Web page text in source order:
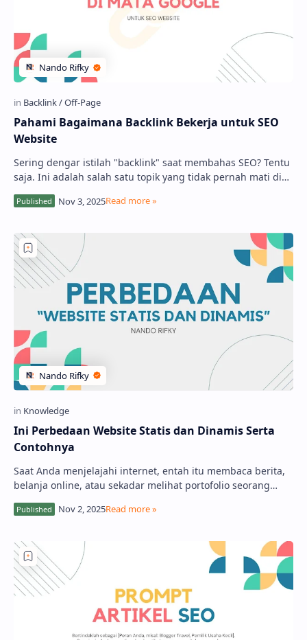
Pahami Bagaimana Backlink Bekerja untuk SEO
Website
Sering dengar istilah "backlink" saat membahas SEO? Tentu
saja. Ini adalah salah satu topik yang tidak pernah mati di
dunia optimasi …
Ini Perbedaan Website Statis dan Dinamis Serta
Contohnya
Saat Anda menjelajahi internet, entah itu membaca berita,
belanja online, atau sekadar melihat portofolio seorang